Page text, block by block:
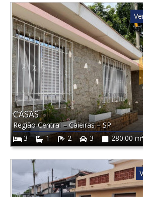
CASAS
Região Central–Caieiras–SP
3
1 2 3 280.00